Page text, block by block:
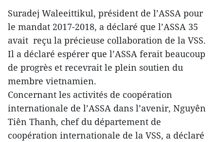
Suradej Waleeittikul, président de l’ASSA pour
le mandat 2017-2018, a déclaré que l’ASSA 35
avait reçu la précieuse collaboration de la VSS.
Il a déclaré espérer que l’ASSA ferait beaucoup
de progrès et recevrait le plein soutien du
membre vietnamien.
Concernant les activités de coopération
internationale de l’ASSA dans l’avenir, Nguyên
Tiên Thanh, chef du département de
coopération internationale de la VSS, a déclaré